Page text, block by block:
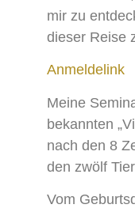
mir zu
dieser Reise
Anmeldelink
Meine
bekannten
nach den 8
den zwölf
Vom